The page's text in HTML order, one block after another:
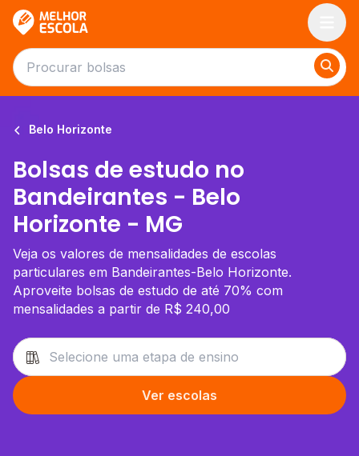
Belo Horizonte
Bolsas de estudo no
Bandeirantes - Belo
Horizonte - MG
Veja os valores de mensalidades de escolas
particulares em Bandeirantes-Belo Horizonte.
Aproveite bolsas de estudo de até 70% com
mensalidades a partir de R$ 240,00
Ver escolas